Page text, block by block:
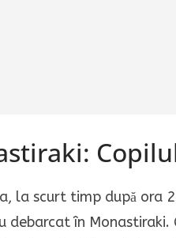
la scurt timp după ora
debarcat în